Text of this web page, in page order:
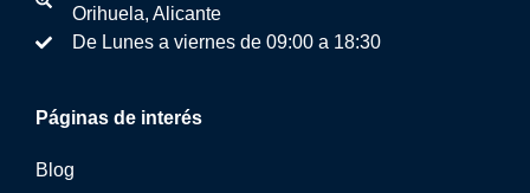
Páginas de interés
Blog
Orihuela, Alicante
De Lunes a viernes de 09:00 a 18:30